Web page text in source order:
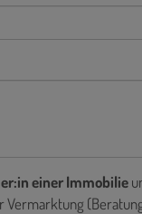
einer Immobilie
Vermarktung